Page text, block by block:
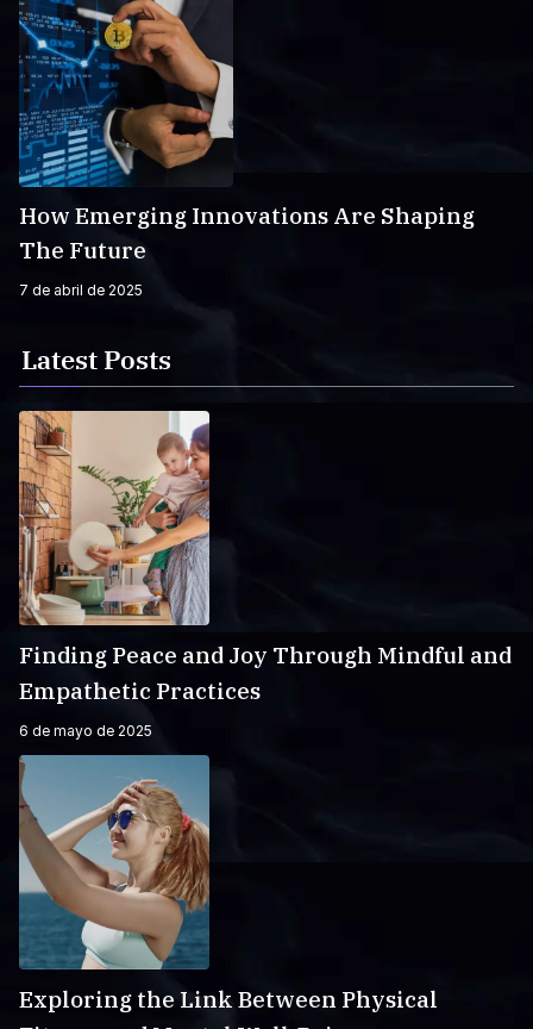
How Emerging Innovations Are Shaping
The Future
7 de abril de 2025
Latest Posts
Finding Peace and Joy Through Mindful and
Empathetic Practices
6 de mayo de 2025
Exploring the Link Between Physical